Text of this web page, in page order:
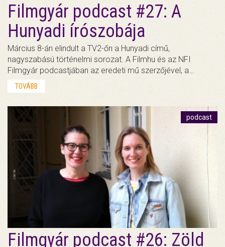
Filmgyár podcast #27: A
Hunyadi írószobája
Március 8-án elindult a TV2-őn a Hunyadi című,
nagyszabású történelmi sorozat. A Filmhu és az NFI
Filmgyár podcastjában az eredeti mű szerzőjével, a…
TOVÁBB
podcast
Filmgyár podcast #26: Zöld